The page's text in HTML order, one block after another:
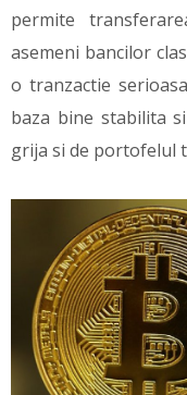
permite
asemeni bancilor
o tranzactie
baza bine stabilita
grija si de portofelul